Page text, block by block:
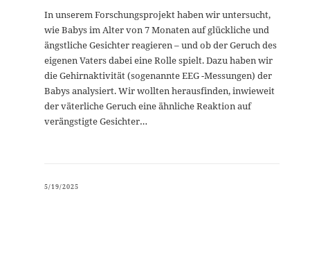
In unserem Forschungsprojekt haben wir untersucht,
wie Babys im Alter von 7 Monaten auf glückliche und
ängstliche Gesichter reagieren – und ob der Geruch des
eigenen Vaters dabei eine Rolle spielt. Dazu haben wir
die Gehirnaktivität (sogenannte EEG -Messungen) der
Babys analysiert. Wir wollten herausfinden, inwieweit
der väterliche Geruch eine ähnliche Reaktion auf
verängstigte Gesichter…
5/19/2025